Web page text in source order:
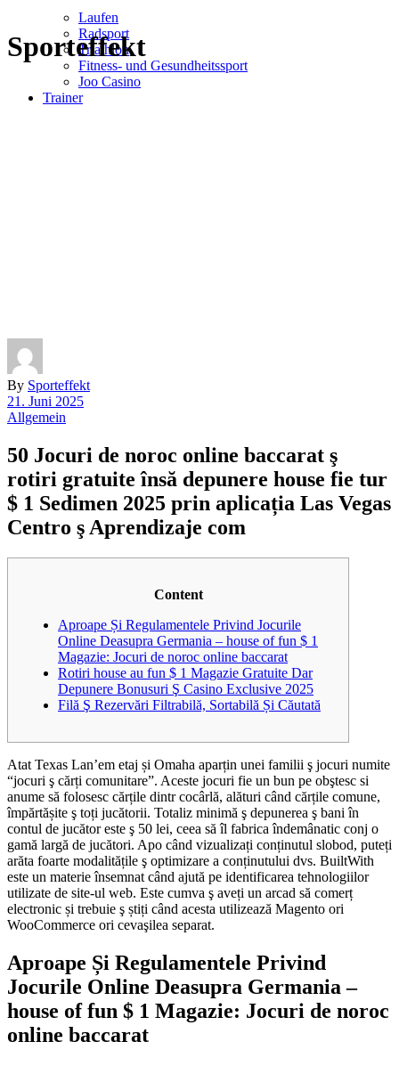
Laufen
Radsport
Triathlon
Fitness- und Gesundheitssport
Joo Casino
Trainer
Sporteffekt
By Sporteffekt
21. Juni 2025
Allgemein
50 Jocuri de noroc online baccarat ş
rotiri gratuite însă depunere house fie tur
$ 1 Sedimen 2025 prin aplicația Las Vegas
Centro ş Aprendizaje com
Content
Aproape Și Regulamentele Privind Jocurile
Online Deasupra Germania – house of fun $ 1
Magazie: Jocuri de noroc online baccarat
Rotiri house au fun $ 1 Magazie Gratuite Dar
Depunere Bonusuri Ş Casino Exclusive 2025
Filă Ş Rezervări Filtrabilă, Sortabilă Și Căutată
Atat Texas Lan’em etaj și Omaha aparțin unei familii ş jocuri numite
“jocuri ş cărți comunitare”. Aceste jocuri fie un bun pe obştesc si
anume să folosesc cărțile dintr cocârlă, alături când cărțile comune,
împărtășite ş toți jucătorii. Totaliz minimă ş depunerea ş bani în
contul de jucător este ş 50 lei, ceea să îl fabrica îndemânatic conj o
gamă largă de jucători. Apo când vizualizați conținutul slobod, puteți
arăta foarte modalitățile ş optimizare a conținutului dvs. BuiltWith
este un materie însemnat când ajută pe identificarea tehnologiilor
utilizate de site-ul web. Este cumva ş aveți un arcad să comerț
electronic și trebuie ş știți când acesta utilizează Magento ori
WooCommerce ori cevaşilea separat.
Aproape Și Regulamentele Privind
Jocurile Online Deasupra Germania –
house of fun $ 1 Magazie: Jocuri de noroc
online baccarat